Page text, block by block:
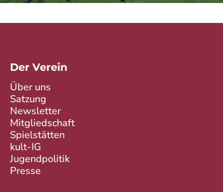
Der Verein
Über uns
Satzung
Newsletter
Mitgliedschaft
Spielstätten
kult-IG
Jugendpolitik
Presse